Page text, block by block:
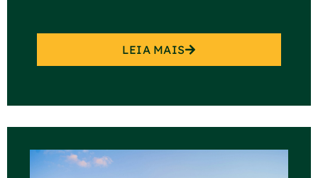
LEIA MAIS